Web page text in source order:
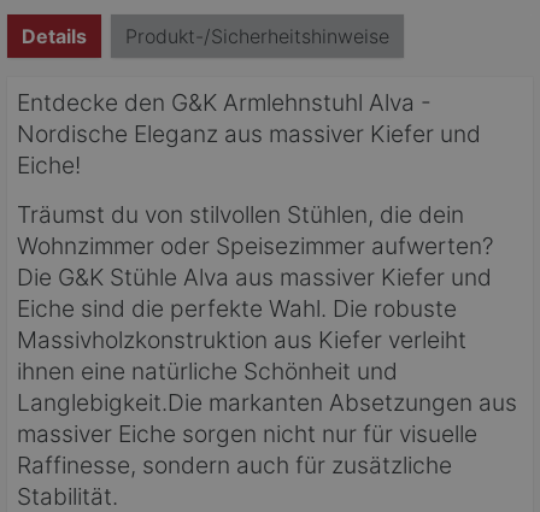
Details Produkt-/Sicherheitshinweise
Entdecke den G&K Armlehnstuhl Alva -
Nordische Eleganz aus massiver Kiefer und
Eiche!
Träumst du von stilvollen Stühlen, die dein
Wohnzimmer oder Speisezimmer aufwerten?
Die G&K Stühle Alva aus massiver Kiefer und
Eiche sind die perfekte Wahl. Die robuste
Massivholzkonstruktion aus Kiefer verleiht
ihnen eine natürliche Schönheit und
Langlebigkeit.Die markanten Absetzungen aus
massiver Eiche sorgen nicht nur für visuelle
Raffinesse, sondern auch für zusätzliche
Stabilität.